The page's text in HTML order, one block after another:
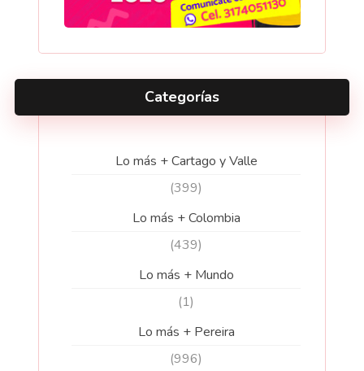
Categorías
Lo más + Cartago y Valle
(399)
Lo más + Colombia
(439)
Lo más + Mundo
(1)
Lo más + Pereira
(996)